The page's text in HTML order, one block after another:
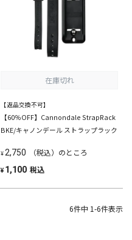
在庫切れ
【返品交換不可】
【60％OFF】Cannondale StrapRack
BKE/キャノンデール ストラップラック
¥2,750 （税込）のところ
¥ 1,100 税込
6件中 1-6件表示